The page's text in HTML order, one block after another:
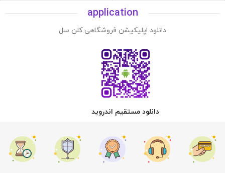
application
دانلود اپلیکیشن فروشگاهی کلن سل
دانلود مستقیم اندروید